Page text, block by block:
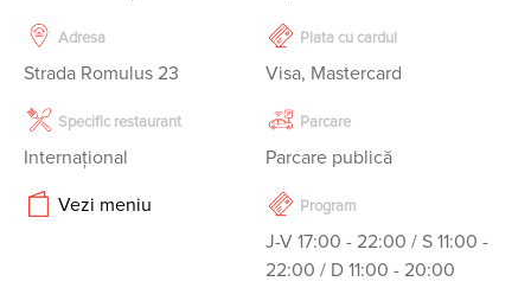
Adresa
Strada Romulus 23
Specific restaurant
Internațional
Vezi meniu
Plata cu cardul
Visa, Mastercard
Parcare
Parcare publică
Program
J-V 17:00 - 22:00 / S 11:00 -
22:00 / D 11:00 - 20:00